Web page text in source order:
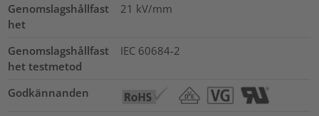
Genomslagshållfast
het
21 kV/mm
Genomslagshållfast
het testmetod
IEC 60684-2
Godkännanden